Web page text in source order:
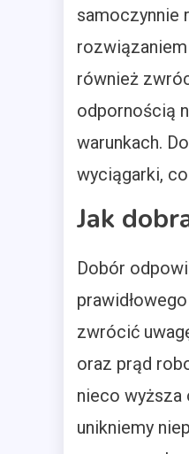
samoczynnie
również
odpornością
warunkach.
wyciągarki,
Jak
Dobór
zwrócić
oraz prąd
nieco wyższa
unikniemy